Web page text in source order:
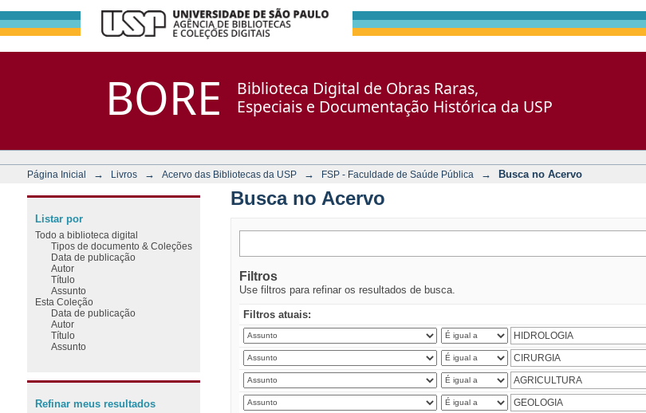
BORE
Biblioteca Digital de Obras Raras,
Especiais e Documentação Histórica da USP
Página Inicial → Livros → Acervo das Bibliotecas da USP → FSP - Faculdade de Saúde Pública → Busca no Acervo
Busca no Acervo
Filtros
Use filtros para refinar os resultados de busca.
Filtros atuais:
Listar por
Todo a biblioteca digital
Tipos de documento & Coleções
Data de publicação
Autor
Título
Assunto
Esta Coleção
Data de publicação
Autor
Título
Assunto
Refinar meus resultados